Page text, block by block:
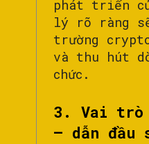
phát triển
lý rõ ràng
trường
và thu hút
chức.
3. Vai trò
– dẫn đầu